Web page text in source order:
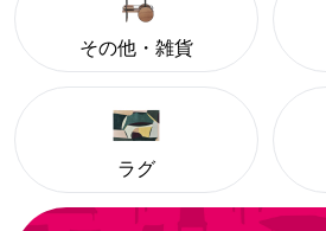
その他・雑貨
ラグ